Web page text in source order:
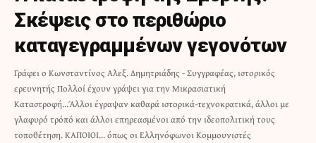
Σκέψεις στο περιθώριο
καταγεγραμμένων γεγονότων
Γράφει ο Κωνσταντίνος Αλεξ. Δημητριάδης - Συγγραφέας, ιστορικός
ερευνητής Πολλοί έχουν γράψει για την Μικρασιατική
Καταστροφή...Άλλοι έγραψαν καθαρά ιστορικά-τεχνοκρατικά, άλλοι με
γλαφυρό τρόπό και άλλοι επηρεασμένοι από την ιδεοπολιτική τους
τοποθέτηση. ΚΑΠΟΙΟΙ... όπως οι Ελληνόφωνοι Κομμουνιστές